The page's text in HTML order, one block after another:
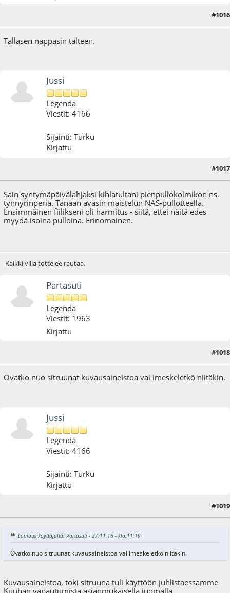
#1016
Tällasen nappasin talteen.
Jussi
Legenda
Viestit: 4166
Sijainti: Turku
Kirjattu
#1017
Sain syntymäpäivälahjaksi kihlatultani pienpullokolmikon ns.
tynnyrinperiä. Tänään avasin maistelun NAS-pullotteella.
Ensimmäinen fiilikseni oli harmitus - siitä, ettei näitä edes
myydä isoina pulloina. Erinomainen.
Kaikki villa tottelee rautaa.
Partasuti
Legenda
Viestit: 1963
Kirjattu
#1018
Ovatko nuo sitruunat kuvausaineistoa vai imeskeletkö niitäkin.
Jussi
Legenda
Viestit: 4166
Sijainti: Turku
Kirjattu
#1019
Lainaus käyttäjältä: Partasuti - 27.11.16 - klo:11:19
Ovatko nuo sitruunat kuvausaineistoa vai imeskeletkö niitäkin.
Kuvausaineistoa, toki sitruuna tuli käyttöön juhlistaessamme